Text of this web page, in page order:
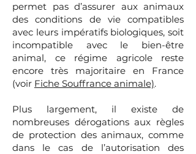
permet pas d’assurer aux animaux
des conditions de vie compatibles
avec leurs impératifs biologiques, soit
incompatible avec le bien-être
animal, ce régime agricole reste
encore très majoritaire en France
(voir Fiche Souffrance animale).
Plus largement, il existe de
nombreuses dérogations aux règles
de protection des animaux, comme
dans le cas de l’autorisation des